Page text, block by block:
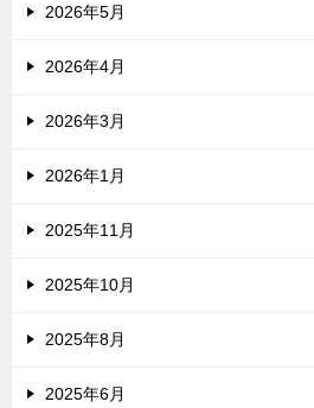
2026年5月
2026年4月
2026年3月
2026年1月
2025年11月
2025年10月
2025年8月
2025年6月